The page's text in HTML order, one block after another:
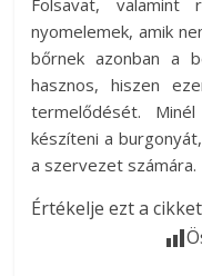
Folsavat,
nyomelemek, amik
bőrnek azonban a
hasznos, hiszen
termelődését.
készíteni a
a szervezet számára.
Értékelje ezt a